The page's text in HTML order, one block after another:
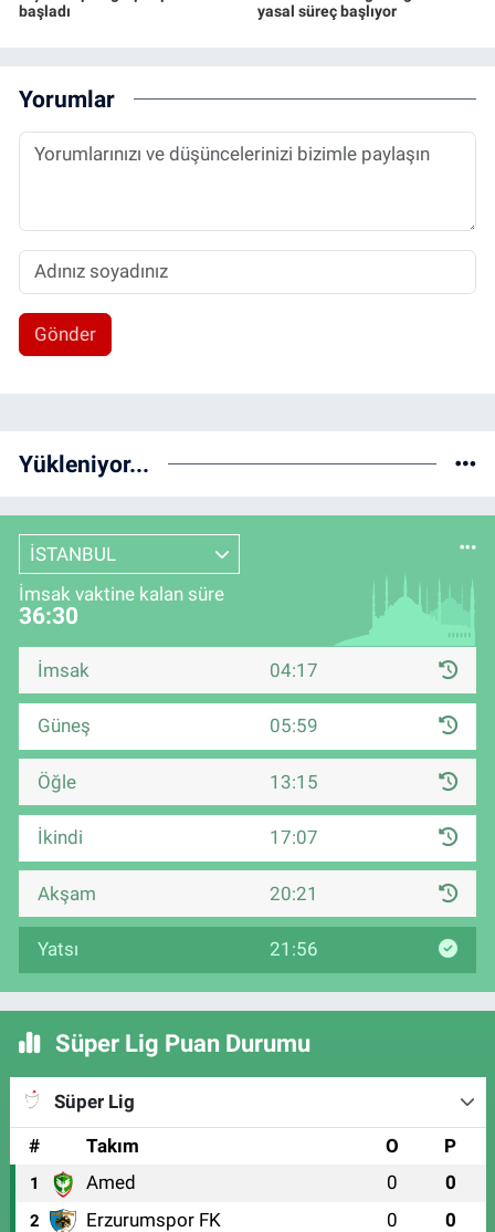
başladı
yasal süreç başlıyor
Yorumlar
Gönder
Yükleniyor...
İSTANBUL
İmsak vaktine kalan süre
36:30
İmsak 04:17
Güneş 05:59
Öğle 13:15
İkindi 17:07
Akşam 20:21
Yatsı 21:56
Süper Lig Puan Durumu
Süper Lig
#
Takım O P
1 Amed 0 0
2 Erzurumspor FK 0 0